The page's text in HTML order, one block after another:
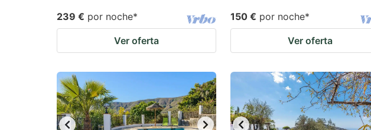
dates.
dates.
239 € por noche*
Ver oferta
150 € por noche*
Ver oferta